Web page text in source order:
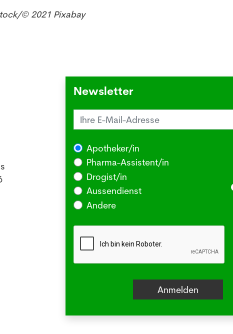
© 2021 Pixabay
Juckreiz im Sommer? Schuld
03.08.2026
BERLIN - Viele kleine Tierchen
Sommermonaten unterwegs,
oder beissen.
Newsletter
Apotheker/in
Pharma-Assistent/in
Drogist/in
Aussendienst
Andere
Pharmazie und Medizin.